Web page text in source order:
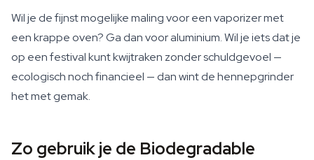
Wil je de fijnst mogelijke maling voor een vaporizer met
een krappe oven? Ga dan voor aluminium. Wil je iets dat je
op een festival kunt kwijtraken zonder schuldgevoel —
ecologisch noch financieel — dan wint de hennepgrinder
het met gemak.
Zo gebruik je de Biodegradable